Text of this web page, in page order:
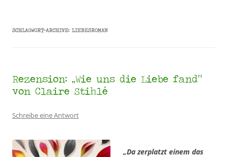
SCHLAGWORT-ARCHIVE: LIEBESROMAN
Rezension: „Wie uns die Liebe fand“
von Claire Stihlé
Schreibe eine Antwort
„Da zerplatzt einem das